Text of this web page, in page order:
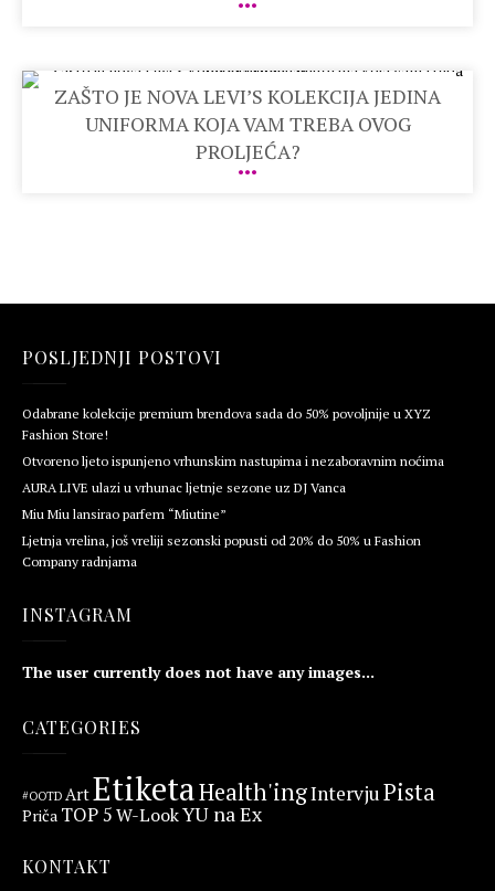
ZAŠTO JE NOVA LEVI’S KOLEKCIJA JEDINA
UNIFORMA KOJA VAM TREBA OVOG
PROLJEĆA?
POSLJEDNJI POSTOVI
Odabrane kolekcije premium brendova sada do 50% povoljnije u XYZ
Fashion Store!
Otvoreno ljeto ispunjeno vrhunskim nastupima i nezaboravnim noćima
AURA LIVE ulazi u vrhunac ljetnje sezone uz DJ Vanca
Miu Miu lansirao parfem “Miutine”
Ljetnja vrelina, još vreliji sezonski popusti od 20% do 50% u Fashion
Company radnjama
INSTAGRAM
The user currently does not have any images...
CATEGORIES
#OOTD ArtEtiketaHealth'ingIntervjuPista
Priča TOP 5W-LookYU na Ex
KONTAKT